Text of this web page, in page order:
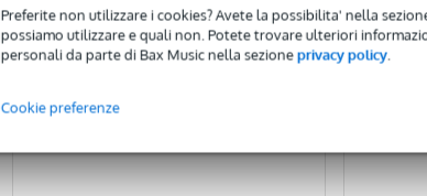
Preferite non utilizzare i cookies? Avete la possibilita' nella
possiamo utilizzare e quali non. Potete trovare ulteriori
personali da parte di Bax Music nella sezioneprivacy policy.
Cookie preferenze
Aggiungi al carrello